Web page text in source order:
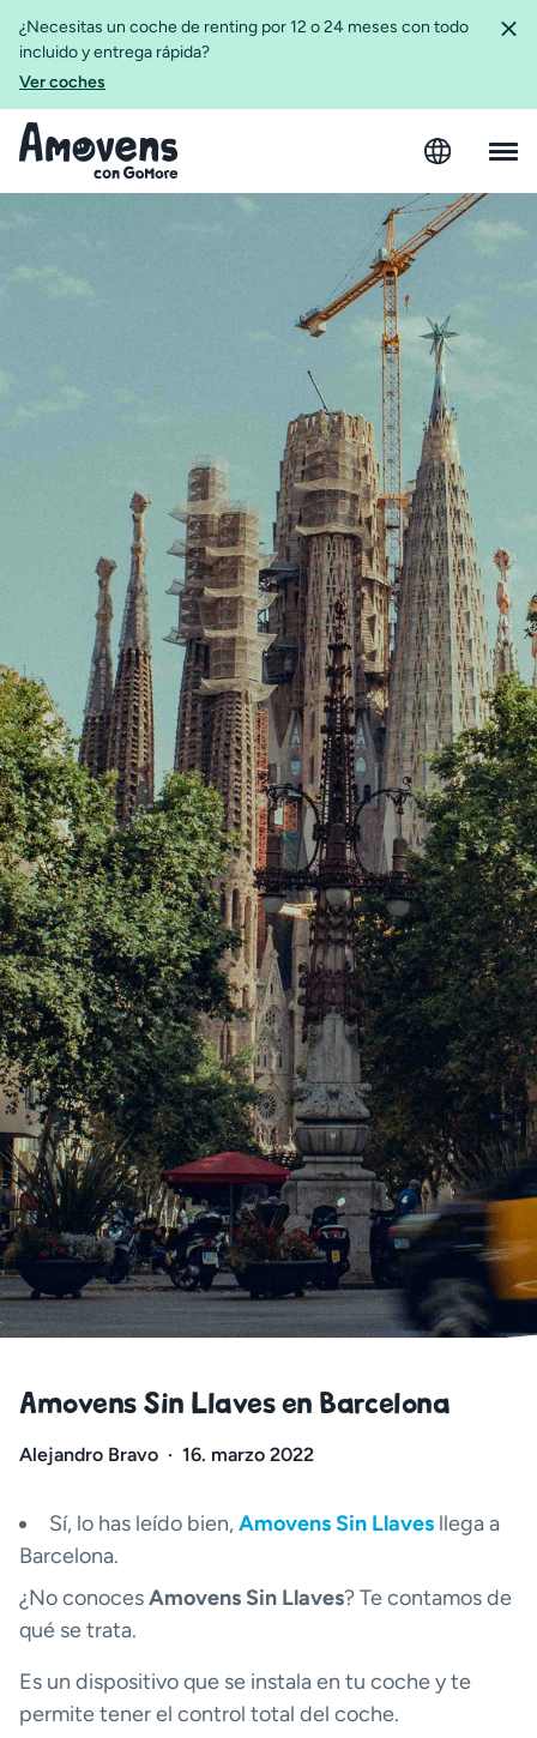
¿Necesitas un coche de renting por 12 o 24 meses con todo
incluido y entrega rápida?
Ver coches
Amovens Sin Llaves en Barcelona
Alejandro Bravo · 16. marzo 2022
Sí, lo has leído bien,Amovens Sin Llaves llega a
Barcelona.
¿No conocesAmovens Sin Llaves? Te contamos de
qué se trata.
Es un dispositivo que se instala en tu coche y te
permite tener el control total del coche.